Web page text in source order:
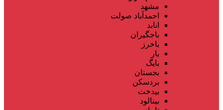
مشهد
احمدآباد صولت
انابد
باجگیران
باخرز
بار
بایگ
بجستان
بردسکن
بیدخت
بینالود